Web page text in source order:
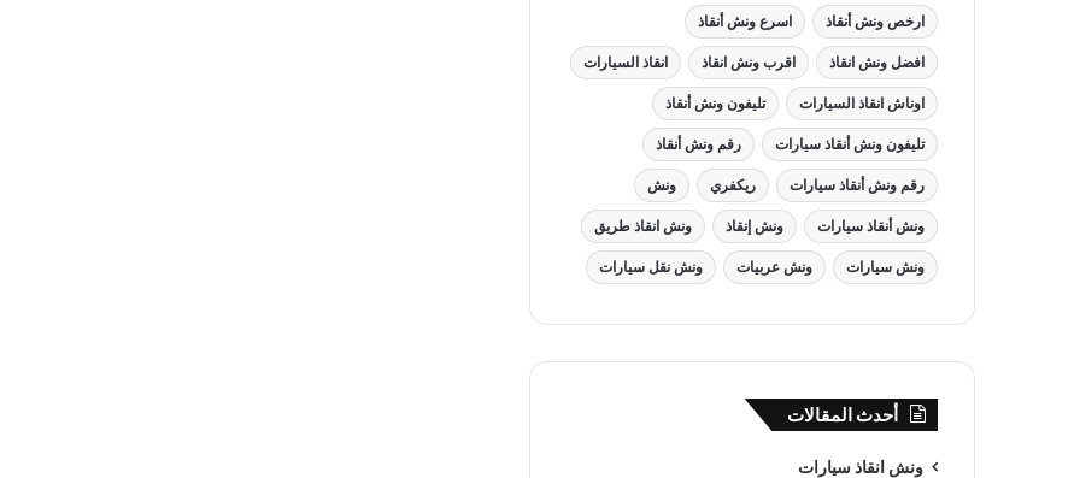
ارخص ونش أنقاذ اسرع ونش أنقاذ
افضل ونش انقاذ اقرب ونش انقاذ انقاذ السيارات
اوناش انقاذ السيارات تليفون ونش أنقاذ
تليفون ونش أنقاذ سيارات رقم ونش أنقاذ
رقم ونش أنقاذ سيارات ريكفري ونش
ونش أنقاذ سيارات ونش إنقاذ ونش انقاذ طريق
ونش سيارات ونش عربيات ونش نقل سيارات
أحدث المقالات
ونش انقاذ سيارات